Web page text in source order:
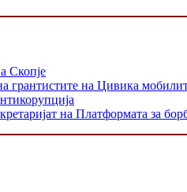
Скопје
грантистите на Цивика
на Платформата за